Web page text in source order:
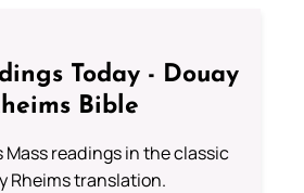
Today - Douay
Bible
Mass readings in the classic
Rheims translation.